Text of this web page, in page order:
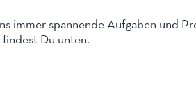
spannende Aufgaben und
Du unten.